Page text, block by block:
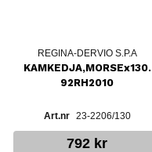
REGINA-DERVIO S.P.A
KAMKEDJA,MORSEx130.
92RH2010
23-2206/130
792 kr